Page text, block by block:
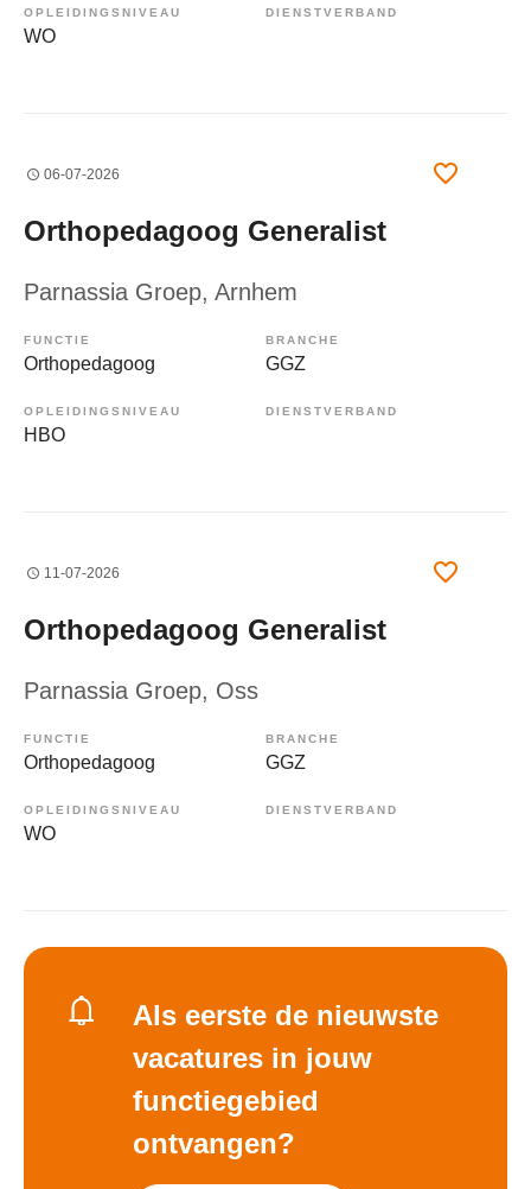
OPLEIDINGSNIVEAU
WO
DIENSTVERBAND
06-07-2026
Orthopedagoog Generalist
Parnassia Groep, Arnhem
FUNCTIE
Orthopedagoog
BRANCHE
GGZ
OPLEIDINGSNIVEAU
HBO
DIENSTVERBAND
11-07-2026
Orthopedagoog Generalist
Parnassia Groep, Oss
FUNCTIE
Orthopedagoog
BRANCHE
GGZ
OPLEIDINGSNIVEAU
WO
DIENSTVERBAND
Als eerste de nieuwste
vacatures in jouw
functiegebied
ontvangen?